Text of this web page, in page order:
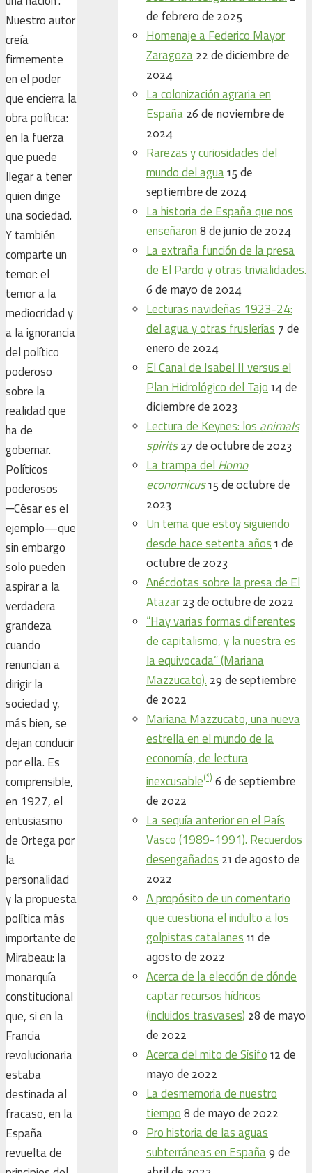
Nuestro autor
creía
firmemente
en el poder
que encierra la
obra política:
en la fuerza
que puede
llegar a tener
quien dirige
una sociedad.
Y también
comparte un
temor: el
temor a la
mediocridad y
a la ignorancia
del político
poderoso
sobre la
realidad que
ha de
gobernar.
Políticos
poderosos
─César es el
ejemplo—que
sin embargo
solo pueden
aspirar a la
verdadera
grandeza
cuando
renuncian a
dirigir la
sociedad y,
más bien, se
dejan conducir
por ella. Es
comprensible,
en 1927, el
entusiasmo
de Ortega por
la
personalidad
y la propuesta
política más
importante de
Mirabeau: la
monarquía
constitucional
que, si en la
Francia
revolucionaria
estaba
destinada al
fracaso, en la
España
revuelta de
de febrero de 2025
Homenaje a Federico Mayor
Zaragoza 22 de diciembre de
2024
La colonización agraria en
España 26 de noviembre de
2024
Rarezas y curiosidades del
mundo del agua 15 de
septiembre de 2024
La historia de España que nos
enseñaron 8 de junio de 2024
La extraña función de la presa
de El Pardo y otras trivialidades.
6 de mayo de 2024
Lecturas navideñas 1923-24:
del agua y otras fruslerías 7 de
enero de 2024
El Canal de Isabel II versus el
Plan Hidrológico del Tajo 14 de
diciembre de 2023
Lectura de Keynes: los animals
spirits 27 de octubre de 2023
La trampa del Homo
economicus 15 de octubre de
2023
Un tema que estoy siguiendo
desde hace setenta años 1 de
octubre de 2023
Anécdotas sobre la presa de El
Atazar 23 de octubre de 2022
“Hay varias formas diferentes
de capitalismo, y la nuestra es
la equivocada” (Mariana
Mazzucato). 29 de septiembre
de 2022
Mariana Mazzucato, una nueva
estrella en el mundo de la
economía, de lectura
inexcusable(*) 6 de septiembre
de 2022
La sequía anterior en el País
Vasco (1989-1991). Recuerdos
desengañados 21 de agosto de
2022
A propósito de un comentario
que cuestiona el indulto a los
golpistas catalanes 11 de
agosto de 2022
Acerca de la elección de dónde
captar recursos hídricos
(incluidos trasvases) 28 de mayo
de 2022
Acerca del mito de Sísifo 12 de
mayo de 2022
La desmemoria de nuestro
tiempo 8 de mayo de 2022
Pro historia de las aguas
subterráneas en España 9 de